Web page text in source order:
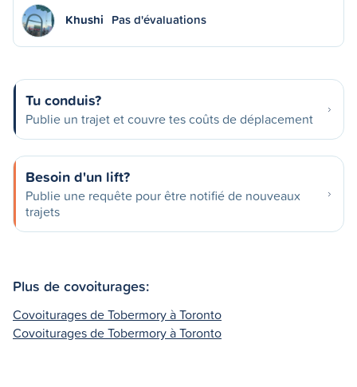
Khushi Pas d'évaluations
Tu conduis?
Publie un trajet et couvre tes coûts de déplacement
Besoin d'un lift?
Publie une requête pour être notifié de nouveaux
trajets
Plus de covoiturages:
Covoiturages de Tobermory à Toronto
Covoiturages de Tobermory à Toronto